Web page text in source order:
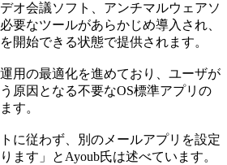
オ会議ソフト、アンチマルウェアソ
要なツールがあらかじめ導入され、
開始できる状態で提供されます。
用の最適化を進めており、ユーザが
原因となる不要なOS標準アプリの
す。
に従わず、別のメールアプリを設定
ます」とAyoub氏は述べています。